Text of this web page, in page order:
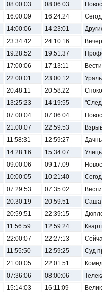
08:00:03 08:06:03
16:00:09 16:24:24
14:00:06 14:23:01
23:34:42 24:10:16
19:28:52 19:51:37
17:00:06 17:13:11
22:00:01 23:00:12
20:48:11 20:58:22
13:25:23 14:19:55
07:00:04 07:06:04
21:00:07 22:59:53
11:58:31 12:59:27
14:28:16 15:34:07
09:00:06 09:17:09
10:00:05 10:21:40
07:29:53 07:35:02
20:30:19 20:59:51
20:59:51 22:39:15
11:56:59 12:59:24
22:00:07 22:27:13
11:55:50 12:59:25
Суд
21:00:05 22:01:51
07:36:06 08:00:06
15:14:03 16:11:09